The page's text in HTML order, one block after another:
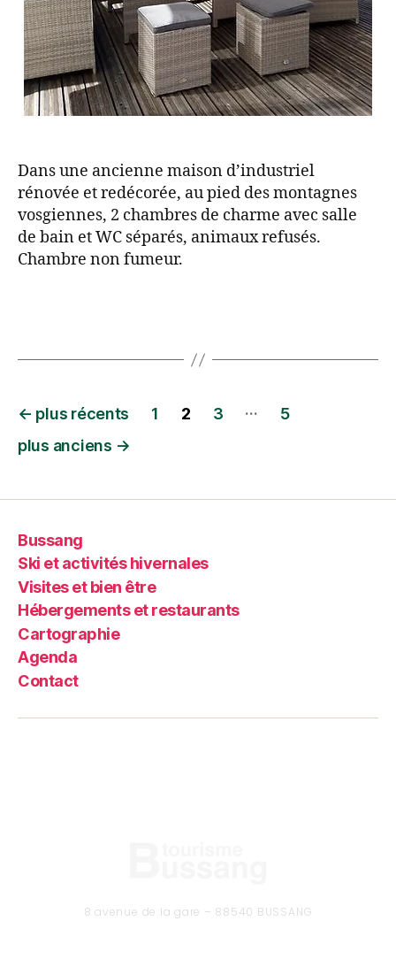
Dans une ancienne maison d’industriel
rénovée et redécorée, au pied des montagnes
vosgiennes, 2 chambres de charme avec salle
de bain et WC séparés, animaux refusés.
Chambre non fumeur.
← plus récents 1 2 3 …
5
plus anciens →
Bussang
Ski et activités hivernales
Visites et bien être
Hébergements et restaurants
Cartographie
Agenda
Contact
8 avenue de la gare – 88540 BUSSANG